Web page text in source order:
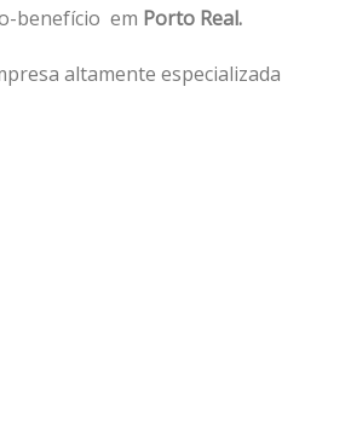
benefício em Porto Real.
altamente especializada